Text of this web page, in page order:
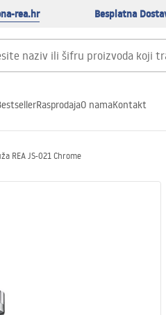
rea.hr Besplatna
RasprodajaO namaKontakt
REA JS-021 Chrome